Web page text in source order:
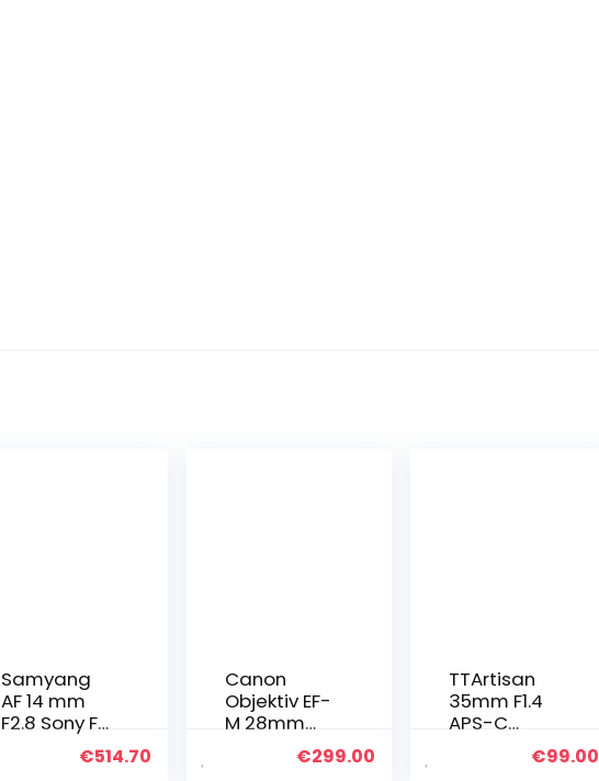
Samyang
AF 14 mm
F2.8 Sony FE
autofocus
€514.70
Canon
Objektiv EF-
M 28mm
F3.5 macro
IS STM für
€299.00
TTArtisan
35mm F1.4
APS-C
Handmatig
€99.00